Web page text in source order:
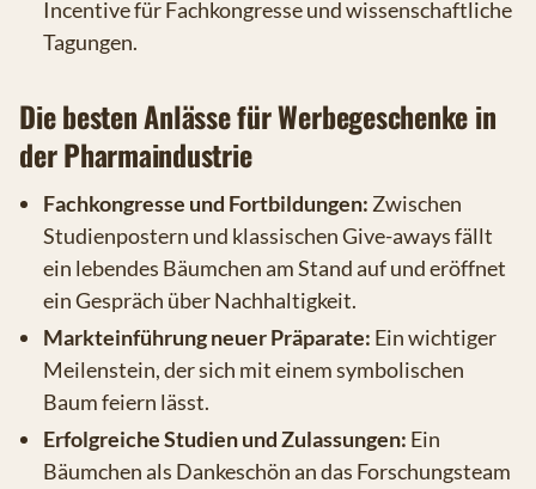
Incentive für Fachkongresse und wissenschaftliche
Tagungen.
Die besten Anlässe für Werbegeschenke in
der Pharmaindustrie
Fachkongresse und Fortbildungen: Zwischen
Studienpostern und klassischen Give-aways fällt
ein lebendes Bäumchen am Stand auf und eröffnet
ein Gespräch über Nachhaltigkeit.
Markteinführung neuer Präparate: Ein wichtiger
Meilenstein, der sich mit einem symbolischen
Baum feiern lässt.
Erfolgreiche Studien und Zulassungen: Ein
Bäumchen als Dankeschön an das Forschungsteam